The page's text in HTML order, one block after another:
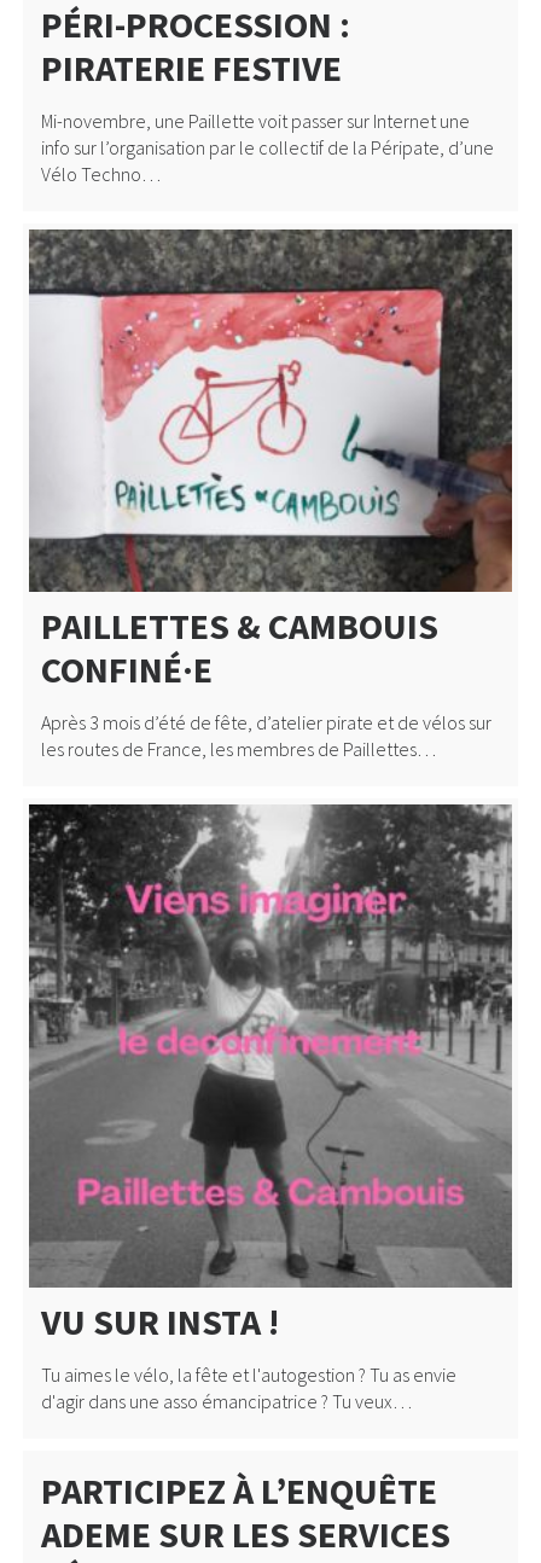
PÉRI-PROCESSION :
PIRATERIE FESTIVE
Mi-novembre, une Paillette voit passer sur Internet une
info sur l’organisation par le collectif de la Péripate, d’une
Vélo Techno…
PAILLETTES & CAMBOUIS
CONFINÉ·E
Après 3 mois d’été de fête, d’atelier pirate et de vélos sur
les routes de France, les membres de Paillettes…
VU SUR INSTA !
Tu aimes le vélo, la fête et l'autogestion ? Tu as envie
d'agir dans une asso émancipatrice ? Tu veux…
PARTICIPEZ À L’ENQUÊTE
ADEME SUR LES SERVICES